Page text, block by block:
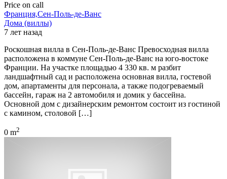
Price on call
Франция,Сен-Поль-де-Ванс
Дома (виллы)
7 лет назад
Роскошная вилла в Сен-Поль-де-Ванс Превосходная вилла
расположена в коммуне Сен-Поль-де-Ванс на юго-востоке
Франции. На участке площадью 4 330 кв. м разбит
ландшафтный сад и расположена основная вилла, гостевой
дом, апартаменты для персонала, а также подогреваемый
бассейн, гараж на 2 автомобиля и домик у бассейна.
Основной дом с дизайнерским ремонтом состоит из гостиной
с камином, столовой […]
0 m2